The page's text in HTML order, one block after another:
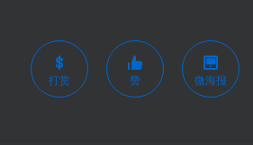
打赏 赞 微海报